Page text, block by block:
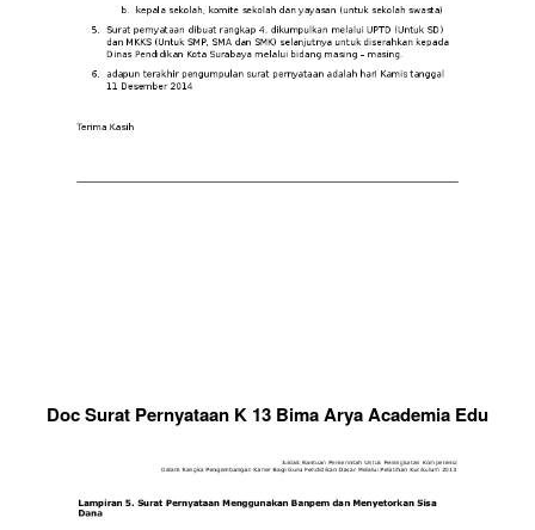
Doc Surat Pernyataan K 13 Bima Arya Academia Edu